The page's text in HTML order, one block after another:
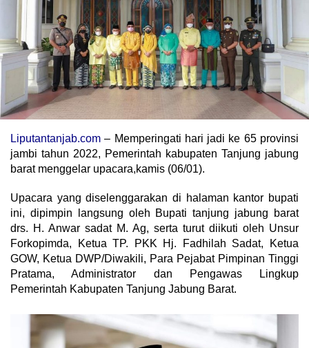
Liputantanjab.com – Memperingati hari jadi ke 65 provinsi
jambi tahun 2022, Pemerintah kabupaten Tanjung jabung
barat menggelar upacara,kamis (06/01).
Upacara yang diselenggarakan di halaman kantor bupati
ini, dipimpin langsung oleh Bupati tanjung jabung barat
drs. H. Anwar sadat M. Ag, serta turut diikuti oleh Unsur
Forkopimda, Ketua TP. PKK Hj. Fadhilah Sadat, Ketua
GOW, Ketua DWP/Diwakili, Para Pejabat Pimpinan Tinggi
Pratama, Administrator dan Pengawas Lingkup
Pemerintah Kabupaten Tanjung Jabung Barat.